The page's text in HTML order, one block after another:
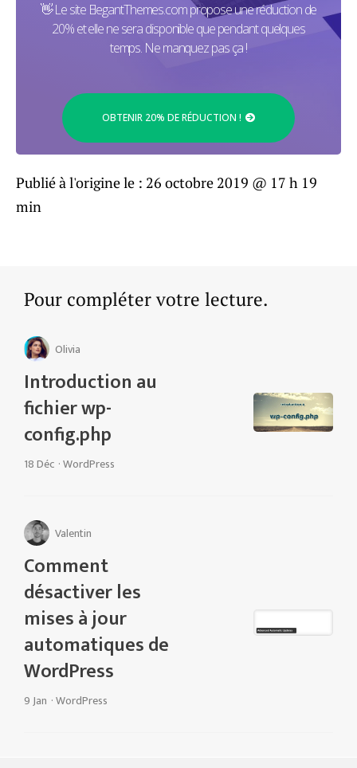
👋 Le site ElegantThemes.com propose une réduction de
20% et elle ne sera disponible que pendant quelques
temps. Ne manquez pas ça !
OBTENIR 20% DE RÉDUCTION !
Publié à l'origine le : 26 octobre 2019 @ 17 h 19
min
Pour compléter votre lecture.
Olivia
Introduction au
fichier wp-
config.php
18 Déc ·WordPress
Valentin
Comment
désactiver les
mises à jour
automatiques de
WordPress
9 Jan ·WordPress